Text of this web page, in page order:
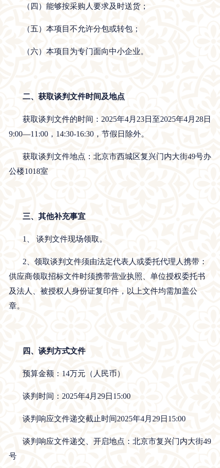
（四）能够按采购人要求及时送货；
（五）本项目不允许分包或转包；
（六）本项目为专门面向中小企业。
二、 获取谈判文件时间及地点
获取谈判文件的时间：2025年4月23日至2025年4月28日
9:00—11:00，14:30-16:30，节假日除外。
获取谈判文件地点：北京市西城区复兴门内大街49号办
公楼1018室
三、 其他补充事宜
1、 谈判文件现场领取。
2、领取谈判文件须由法定代表人或委托代理人携带：
供应商领取招标文件时须携带营业执照、单位授权委托书
及法人、被授权人身份证复印件，以上文件均需加盖公
章。
四、 谈判方式文件
预算金额：14万元（人民币）
谈判时间：2025年4月29日15:00
谈判响应文件递交截止时间2025年4月29日15:00
谈判响应文件递交、开启地点： 北京市复兴门内大街49
号